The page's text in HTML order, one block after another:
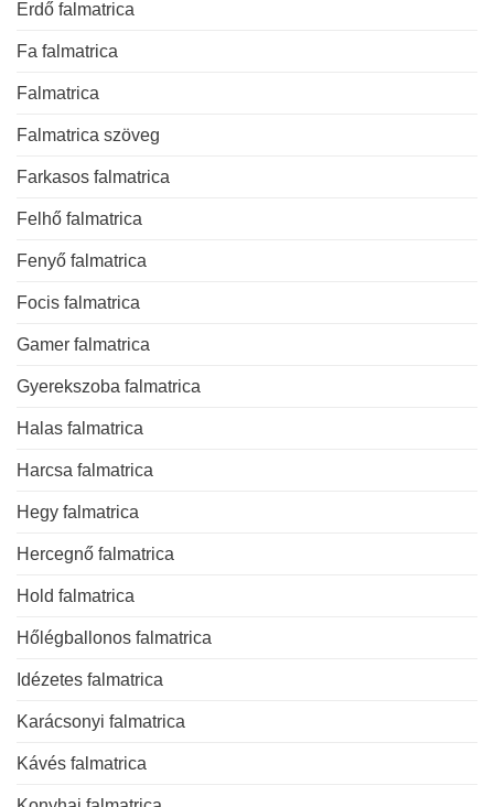
Erdő falmatrica
Fa falmatrica
Falmatrica
Falmatrica szöveg
Farkasos falmatrica
Felhő falmatrica
Fenyő falmatrica
Focis falmatrica
Gamer falmatrica
Gyerekszoba falmatrica
Halas falmatrica
Harcsa falmatrica
Hegy falmatrica
Hercegnő falmatrica
Hold falmatrica
Hőlégballonos falmatrica
Idézetes falmatrica
Karácsonyi falmatrica
Kávés falmatrica